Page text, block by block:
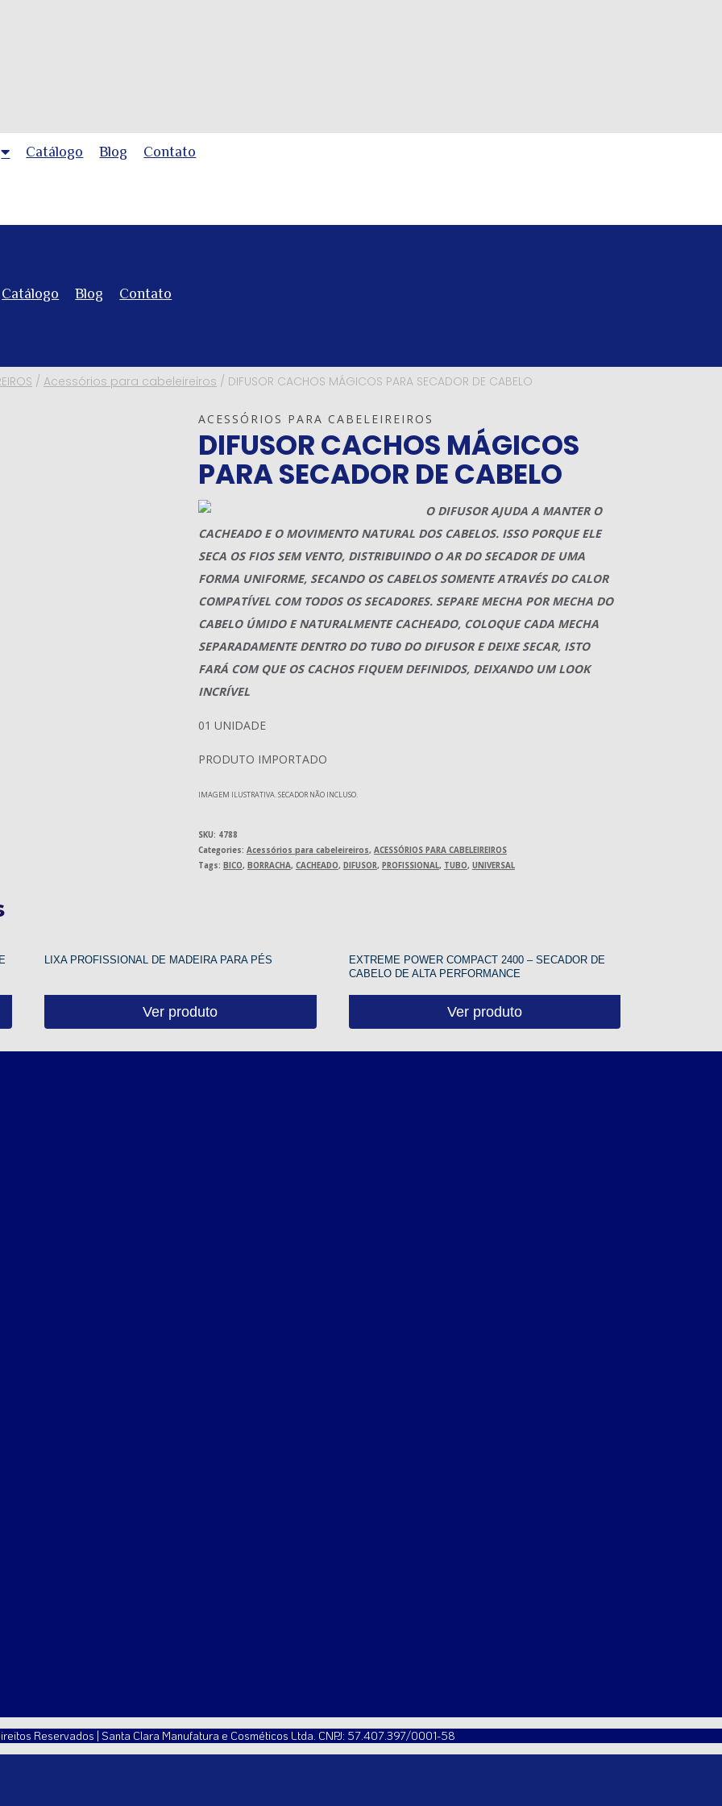
Catálogo Blog Contato
Catálogo Blog Contato
/ Acessórios para cabeleireiros / DIFUSOR CACHOS MÁGICOS PARA SECADOR DE CABELO
ACESSÓRIOS PARA CABELEIREIROS
DIFUSOR CACHOS MÁGICOS
PARA SECADOR DE CABELO
O DIFUSOR AJUDA A MANTER O
CACHEADO E O MOVIMENTO NATURAL DOS CABELOS. ISSO PORQUE ELE
SECA OS FIOS SEM VENTO, DISTRIBUINDO O AR DO SECADOR DE UMA
FORMA UNIFORME, SECANDO OS CABELOS SOMENTE ATRAVÉS DO CALOR
COMPATÍVEL COM TODOS OS SECADORES. SEPARE MECHA POR MECHA DO
CABELO ÚMIDO E NATURALMENTE CACHEADO, COLOQUE CADA MECHA
SEPARADAMENTE DENTRO DO TUBO DO DIFUSOR E DEIXE SECAR, ISTO
FARÁ COM QUE OS CACHOS FIQUEM DEFINIDOS, DEIXANDO UM LOOK
INCRÍVEL
01 UNIDADE
PRODUTO IMPORTADO
IMAGEM ILUSTRATIVA. SECADOR NÃO INCLUSO.
SKU: 4788
Categories: Acessórios para cabeleireiros, ACESSÓRIOS PARA CABELEIREIROS
Tags: BICO, BORRACHA, CACHEADO, DIFUSOR, PROFISSIONAL, TUBO, UNIVERSAL
LIXA PROFISSIONAL DE MADEIRA PARA PÉS
Ver produto
EXTREME POWER COMPACT 2400 – SECADOR DE
CABELO DE ALTA PERFORMANCE
Ver produto
Reservados | Santa Clara Manufatura e Cosméticos Ltda. CNPJ: 57.407.397/0001-58